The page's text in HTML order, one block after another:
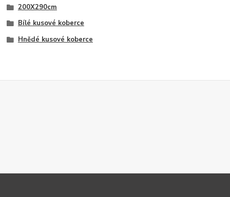
200X290cm
Bílé kusové koberce
Hnědé kusové koberce